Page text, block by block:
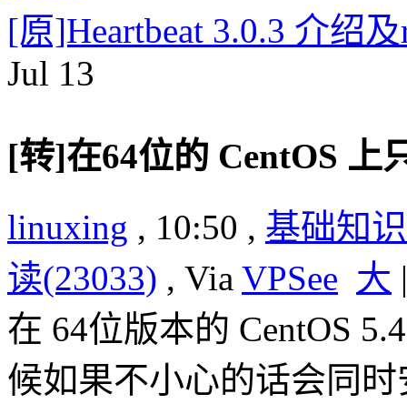
[原]Heartbeat 3.0.3 介绍
Jul 13
[转]在64位的 CentOS 上
linuxing , 10:50 , 基础知识
读(23033) , Via VPSee 大
在 64位版本的 CentOS
候如果不小心的话会同